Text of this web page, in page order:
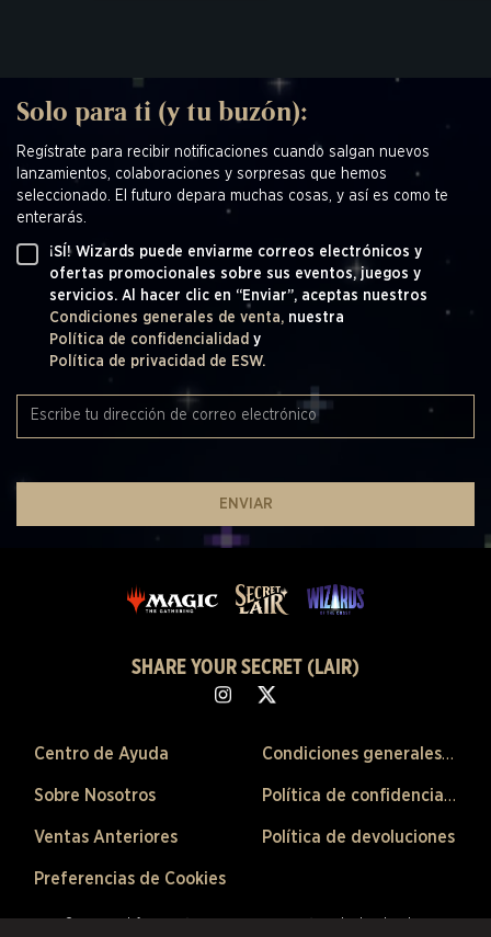
Solo para ti (y tu buzón):
Regístrate para recibir notificaciones cuando salgan nuevos
lanzamientos, colaboraciones y sorpresas que hemos
seleccionado. El futuro depara muchas cosas, y así es como te
enterarás.
¡SÍ! Wizards puede enviarme correos electrónicos y
ofertas promocionales sobre sus eventos, juegos y
servicios. Al hacer clic en “Enviar”, aceptas nuestros
Condiciones generales de venta, nuestra
Política de confidencialidad y
Política de privacidad de ESW.
ENVIAR
SHARE YOUR SECRET (LAIR)
Centro de Ayuda
Sobre Nosotros
Ventas Anteriores
Preferencias de Cookies
Condiciones generales de venta
Política de confidencialidad
Política de devoluciones